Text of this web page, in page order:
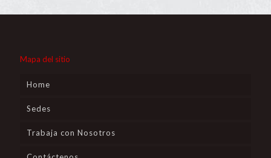
Mapa del sitio
Home
Sedes
Trabaja con Nosotros